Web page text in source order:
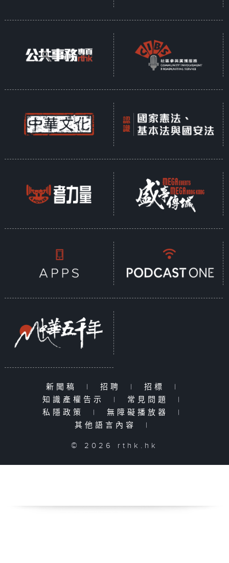
新聞稿 | 招聘 | 招標
|
知識產權告示
| 常見問題
|
私隱政策
| 無障礙播放器
|
其他語言內容
|
© 2026 rthk.hk